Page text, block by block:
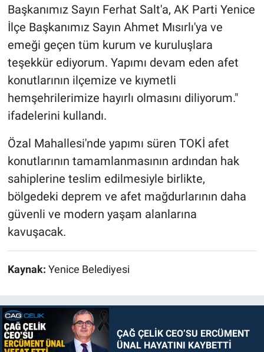
Başkanımız Sayın Ferhat Salt'a, AK Parti Yenice
İlçe Başkanımız Sayın Ahmet Mısırlı'ya ve
emeği geçen tüm kurum ve kuruluşlara
teşekkür ediyorum. Yapımı devam eden afet
konutlarının ilçemize ve kıymetli
hemşehrilerimize hayırlı olmasını diliyorum."
ifadelerini kullandı.
Özal Mahallesi'nde yapımı süren TOKİ afet
konutlarının tamamlanmasının ardından hak
sahiplerine teslim edilmesiyle birlikte,
bölgedeki deprem ve afet mağdurlarının daha
güvenli ve modern yaşam alanlarına
kavuşacak.
Kaynak: Yenice Belediyesi
ÇAĞ ÇELİK CEO’SU ERCÜMENT
ÜNAL HAYATINI KAYBETTİ